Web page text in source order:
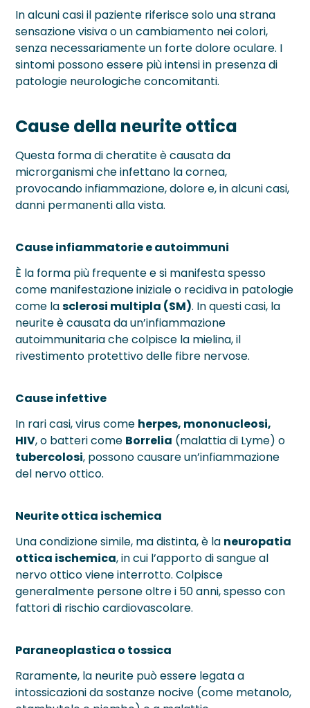
In alcuni casi il paziente riferisce solo una strana
sensazione visiva o un cambiamento nei colori,
senza necessariamente un forte dolore oculare. I
sintomi possono essere più intensi in presenza di
patologie neurologiche concomitanti.
Cause della neurite ottica
Questa forma di cheratite è causata da
microrganismi che infettano la cornea,
provocando infiammazione, dolore e, in alcuni casi,
danni permanenti alla vista.
Cause infiammatorie e autoimmuni
È la forma più frequente e si manifesta spesso
come manifestazione iniziale o recidiva in patologie
come lasclerosi multipla (SM). In questi casi, la
neurite è causata da un’infiammazione
autoimmunitaria che colpisce la mielina, il
rivestimento protettivo delle fibre nervose.
Cause infettive
In rari casi, virus come herpes, mononucleosi,
HIV, o batteri come Borrelia (malattia di Lyme) o
tubercolosi, possono causare un’infiammazione
del nervo ottico.
Neurite ottica ischemica
Una condizione simile, ma distinta, è la neuropatia
ottica ischemica, in cui l’apporto di sangue al
nervo ottico viene interrotto. Colpisce
generalmente persone oltre i 50 anni, spesso con
fattori di rischio cardiovascolare.
Paraneoplastica o tossica
Raramente, la neurite può essere legata a
intossicazioni da sostanze nocive (come metanolo,